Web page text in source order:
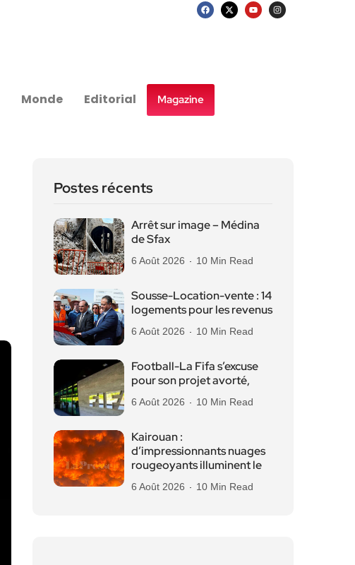
Monde Editorial Magazine
Postes récents
Arrêt sur image – Médina
de Sfax
6 Août 2026 10 Min Read
Sousse-Location-vente : 14
logements pour les revenus
6 Août 2026 10 Min Read
Football-La Fifa s’excuse
pour son projet avorté,
6 Août 2026 10 Min Read
Kairouan :
d’impressionnants nuages
rougeoyants illuminent le
6 Août 2026 10 Min Read